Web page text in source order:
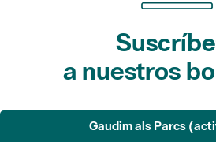
a nuestros
Gaudim als Parcs